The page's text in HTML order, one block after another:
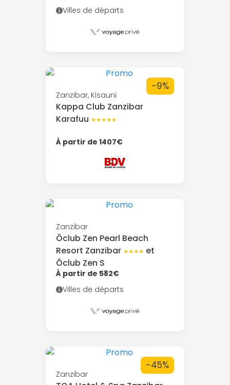
Villes de départs
Zanzibar, Kisauni
Kappa Club Zanzibar
Karafuu ★★★★★
À partir de 1407€
-9%
Zanzibar
Ôclub Zen Pearl Beach
Resort Zanzibar ★★★★ et
Ôclub Zen S
À partir de 582€
Villes de départs
Zanzibar
-45%